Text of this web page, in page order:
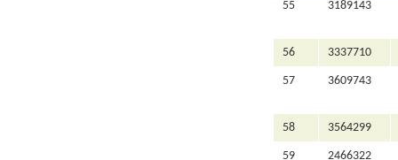
55 3189143
56 3337710
57 3609743
58 3564299
59 2466322